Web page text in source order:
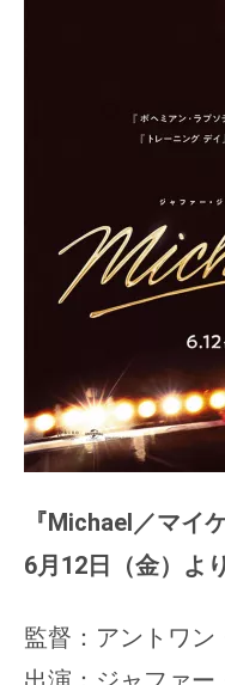
『Michael／マイ
6月12日（金）よ
監督：アントワン